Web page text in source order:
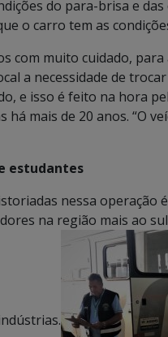
do para-brisa e
o carro tem as
com muito cuidado,
a necessidade de
e isso é feito na hora
há mais de 20 anos. “O
estudantes
nessa operação
na região mais ao